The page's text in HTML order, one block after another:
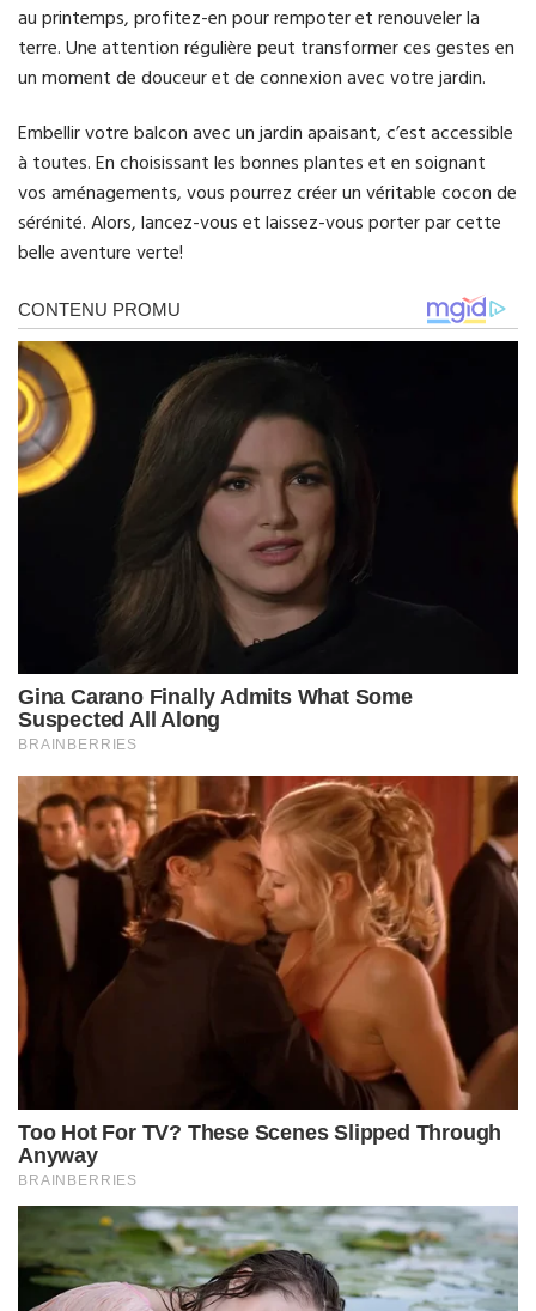
au printemps, profitez-en pour rempoter et renouveler la
terre. Une attention régulière peut transformer ces gestes en
un moment de douceur et de connexion avec votre jardin.
Embellir votre balcon avec un jardin apaisant, c’est accessible
à toutes. En choisissant les bonnes plantes et en soignant
vos aménagements, vous pourrez créer un véritable cocon de
sérénité. Alors, lancez-vous et laissez-vous porter par cette
belle aventure verte!